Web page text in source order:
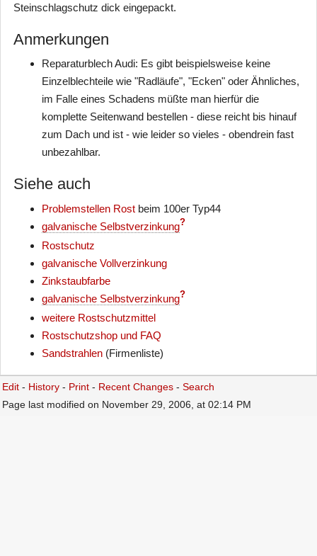
Steinschlagschutz dick eingepackt.
Anmerkungen
Reparaturblech Audi: Es gibt beispielsweise keine
Einzelblechteile wie "Radläufe", "Ecken" oder Ähnliches,
im Falle eines Schadens müßte man hierfür die
komplette Seitenwand bestellen - diese reicht bis hinauf
zum Dach und ist - wie leider so vieles - obendrein fast
unbezahlbar.
Siehe auch
Problemstellen Rost beim 100er Typ44
galvanische Selbstverzinkung?
Rostschutz
galvanische Vollverzinkung
Zinkstaubfarbe
galvanische Selbstverzinkung?
weitere Rostschutzmittel
Rostschutzshop und FAQ
Sandstrahlen (Firmenliste)
Edit - History - Print - Recent Changes - Search
Page last modified on November 29, 2006, at 02:14 PM